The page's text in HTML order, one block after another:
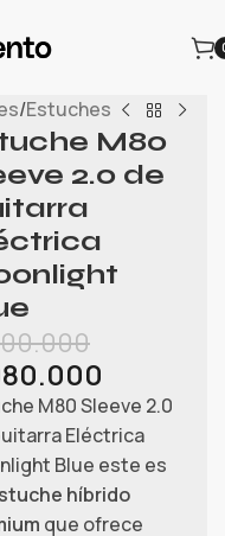
/Estuches
M80
2.0 de
M80 Sleeve 2.0
Eléctrica
Blue este es
híbrido
que ofrece